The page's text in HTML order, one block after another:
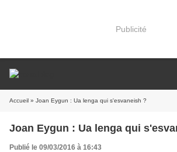
Publicité
Accueil » Joan Eygun : Ua lenga qui s'esvaneish ?
Joan Eygun : Ua lenga qui
Publié le 09/03/2016 à 16:43